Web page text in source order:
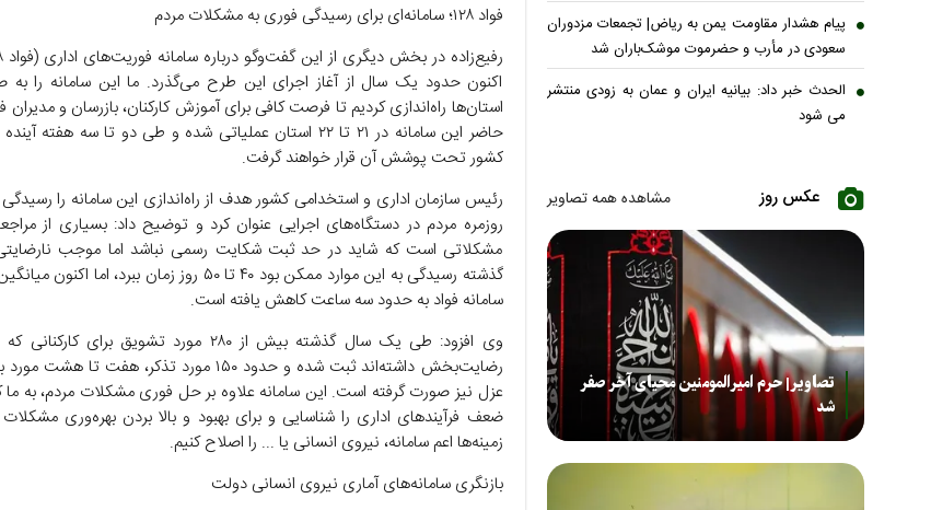
فواد ۱۲۸؛ سامانه‌ای برای رسیدگی فوری به مشکلات مردم
اکنون حدود یک سال از آغاز اجرای این طرح می‌گذرد. ما این سامانه را
استان‌ها راه‌اندازی کردیم تا فرصت کافی برای آموزش کارکنان، بازرسان و
حاضر این سامانه در ۲۱ تا ۲۲ استان عملیاتی شده و طی دو تا سه
کشور تحت پوشش آن قرار خواهند گرفت.
رئیس سازمان اداری و استخدامی کشور هدف از راه‌اندازی این سامانه را
روزمره مردم در دستگاه‌های اجرایی عنوان کرد و توضیح داد: بسیاری از
مشکلاتی است که شاید در حد ثبت شکایت رسمی نباشد اما موجب
گذشته رسیدگی به این موارد ممکن بود ۴۰ تا ۵۰ روز زمان
سامانه فواد به حدود سه ساعت کاهش یافته است.
وی افزود: طی یک سال گذشته بیش از ۲۸۰ مورد تشویق
رضایت‌بخش داشته‌اند ثبت شده و حدود ۱۵۰ مورد تذکر،
عزل نیز صورت گرفته است. این سامانه علاوه بر حل فوری مشکلات مردم، به
ضعف فرآیندهای اداری را شناسایی و برای بهبود و بالا بردن بهره‌وری
زمینه‌ها اعم سامانه، نیروی انسانی یا ... را اصلاح کنیم.
بازنگری سامانه‌های آماری نیروی انسانی دولت
پیام هشدار مقاومت یمن به ریاض| تجمعات مزدوران
سعودی در مأرب و حضرموت موشک‌باران شد
الحدث خبر داد: بیانیه ایران و عمان به زودی منتشر
می شود
عکس روز مشاهده همه تصاویر
تصاویر| حرم امیرالمومنین محیای آخر صفر
شد